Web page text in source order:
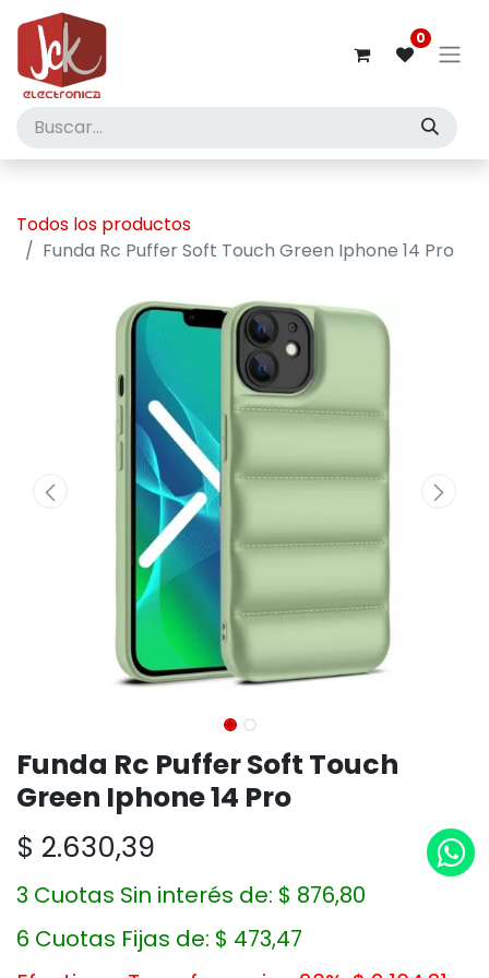
0
Todos los productos
Funda Rc Puffer Soft Touch Green Iphone 14 Pro
Funda Rc Puffer Soft Touch
Green Iphone 14 Pro
$ 2.630,39
3 Cuotas Sin interés de: $ 876,80
6 Cuotas Fijas de: $ 473,47